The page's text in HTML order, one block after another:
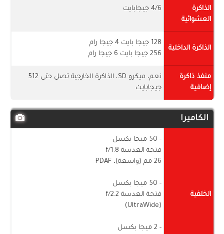
الذاكرة
العشوائية
4/6 جيجابايت
الذاكرة الداخلية
128 جيجا بايت 4 جيجا رام
256 جيجا بايت 6 جيجا رام
منفذ ذاكرة
إضافية
نعم، ميكرو SD، الذاكرة الخارجية تصل حتى 512
جيجابايت
الكاميرا
الخلفية
- 50 ميجا بكسل
فتحة العدسة f/1.8
26 مم (واسعة)، PDAF
- 50 ميجا بكسل
فتحة العدسة f/2.2
(UltraWide)
- 2 ميجا بكسل